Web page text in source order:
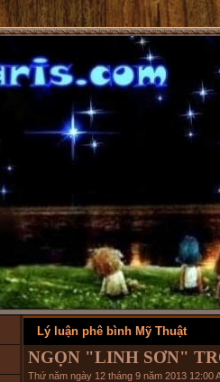
Lý luận phê bình Mỹ Thuật
NGỌN "LINH SƠN"
Thứ năm ngày 12 tháng 9 năm 2013 12:00